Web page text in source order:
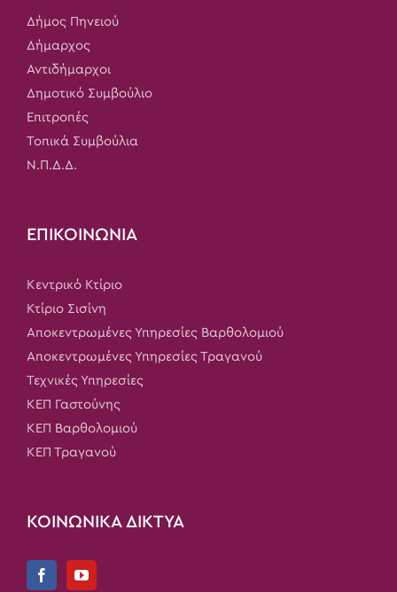
Δήμος Πηνειού
Δήμαρχος
Αντιδήμαρχοι
Δημοτικό Συμβούλιο
Επιτροπές
Τοπικά Συμβούλια
Ν.Π.Δ.Δ.
ΕΠΙΚΟΙΝΩΝΙΑ
Κεντρικό Κτίριο
Κτίριο Σισίνη
Αποκεντρωμένες Υπηρεσίες Βαρθολομιού
Αποκεντρωμένες Υπηρεσίες Τραγανού
Τεχνικές Υπηρεσίες
ΚΕΠ Γαστούνης
ΚΕΠ Βαρθολομιού
ΚΕΠ Τραγανού
ΚΟΙΝΩΝΙΚΑ ΔΙΚΤΥΑ